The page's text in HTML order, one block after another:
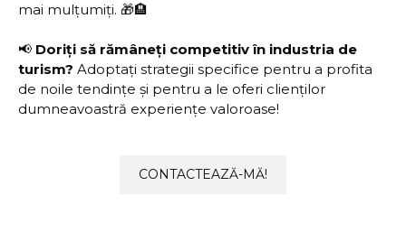
mai mulțumiți. 🎁🏨
📢 Doriți să rămâneți competitiv în industria de
turism? Adoptați strategii specifice pentru a profita
de noile tendințe și pentru a le oferi clienților
dumneavoastră experiențe valoroase!
CONTACTEAZĂ-MĂ!